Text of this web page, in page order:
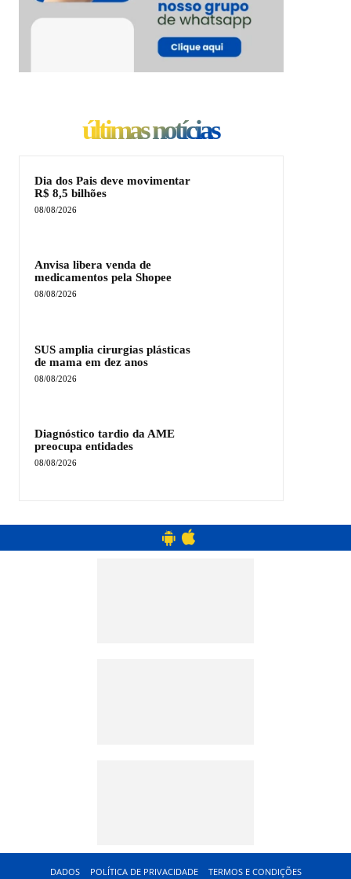
últimas notícias
Dia dos Pais deve movimentar
R$ 8,5 bilhões
08/08/2026
Anvisa libera venda de
medicamentos pela Shopee
08/08/2026
SUS amplia cirurgias plásticas
de mama em dez anos
08/08/2026
Diagnóstico tardio da AME
preocupa entidades
08/08/2026
DADOS POLÍTICA DE PRIVACIDADE TERMOS E CONDIÇÕES